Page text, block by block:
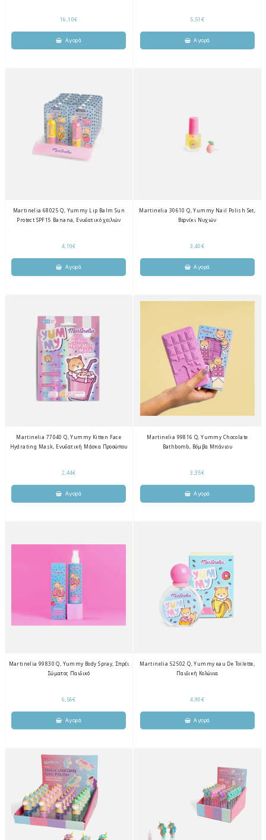
16,10€ 5,51€
Martinelia 68025 Q, Yummy Lip Balm Sun
Protect SPF15 Banana, Ενυδατικό χειλιών
4,10€
Martinelia 30610 Q, Yummy Nail Polish Set,
Βερνίκι Νυχιών
3,40€
Martinelia 77040 Q, Yummy Kitten Face
Hydrating Mask, Ενυδατική Μάσκα Προσώπου
2,44€
Martinelia 99816 Q, Yummy Chocolate
Bathbomb, Βόμβα Μπάνιου
3,35€
Martinelia 99830 Q, Yummy Body Spray, Σπρέι
Σώματος Παιδικό
6,56€
Martinelia 52502 Q, Yummy eau De Toilette,
Παιδική Κολώνια
4,90€